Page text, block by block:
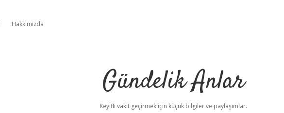
Hakkımızda
Gündelik Anlar
Keyifli vakit geçirmek için küçük bilgiler ve paylaşımlar.